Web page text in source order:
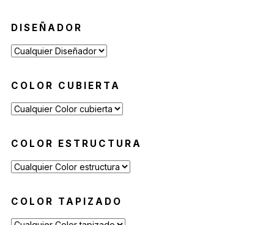
DISEÑADOR
COLOR CUBIERTA
COLOR ESTRUCTURA
COLOR TAPIZADO